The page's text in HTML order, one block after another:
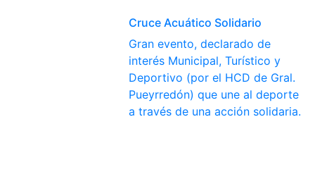
Cruce Acuático Solidario
Gran evento, declarado de
interés Municipal, Turístico y
Deportivo (por el HCD de Gral.
Pueyrredón) que une al deporte
a través de una acción solidaria.